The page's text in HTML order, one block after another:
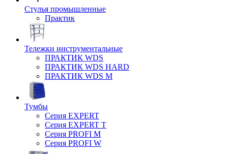
Стулья промышленные
Практик
Тележки инструментальные
ПРАКТИК WDS
ПРАКТИК WDS HARD
ПРАКТИК WDS M
Тумбы
Серия EXPERT
Серия EXPERT T
Серия PROFI M
Серия PROFI W